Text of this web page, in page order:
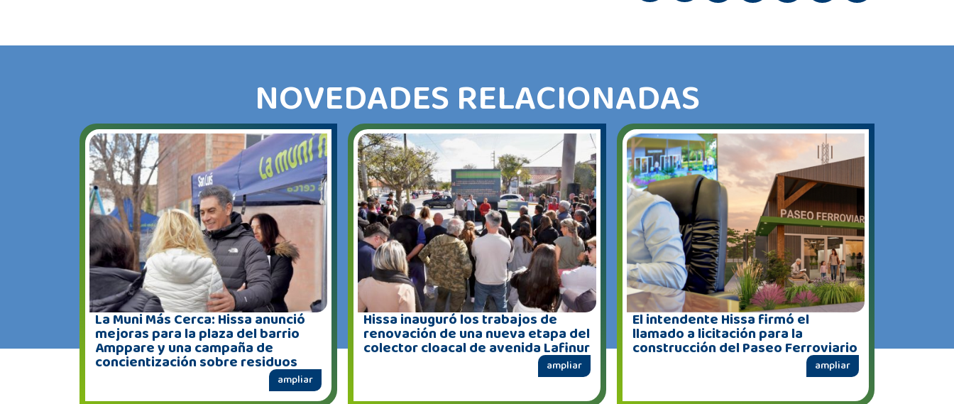
NOVEDADES RELACIONADAS
La Muni Más Cerca: Hissa anunció
mejoras para la plaza del barrio
Amppare y una campaña de
concientización sobre residuos
ampliar
Hissa inauguró los trabajos de
renovación de una nueva etapa del
colector cloacal de avenida Lafinur
ampliar
El intendente Hissa firmó el
llamado a licitación para la
construcción del Paseo Ferroviario
ampliar